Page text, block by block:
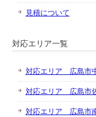
見積について
対応エリア一覧
対応エリア 広島市
対応エリア 広島市
対応エリア 広島市